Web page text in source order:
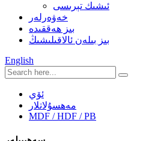
ئىشىك تېرىسى
خەۋەرلەر
بىز ھەققىدە
بىز بىلەن ئالاقىلىشىڭ
English
ئۆي
مەھسۇلاتلار
MDF / HDF / PB